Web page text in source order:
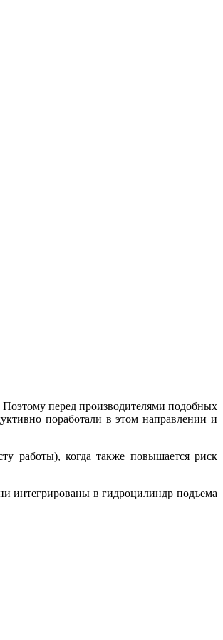
перед производителями подобных
поработали в этом направлении и
работы), когда также повышается риск
интегрированы в гидроцилиндр подъема